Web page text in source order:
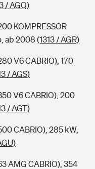
/ AGQ)
KOMPRESSOR
ab 2008 (1313 / AGR)
V6 CABRIO), 170
/ AGS)
V6 CABRIO), 200
/ AGT)
CABRIO), 285 kW,
AMG CABRIO), 354